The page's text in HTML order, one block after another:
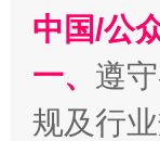
中国/公
一、 遵
规及行